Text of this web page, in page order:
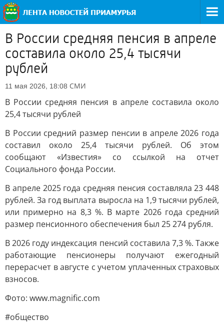
В России средняя пенсия в апреле
составила около 25,4 тысячи
рублей
11 мая 2026, 18:08 СМИ
В России средняя пенсия в апреле составила около
25,4 тысячи рублей
В России средний размер пенсии в апреле 2026 года
составил около 25,4 тысячи рублей. Об этом
сообщают «Известия» со ссылкой на отчет
Социального фонда России.
В апреле 2025 года средняя пенсия составляла 23 448
рублей. За год выплата выросла на 1,9 тысячи рублей,
или примерно на 8,3 %. В марте 2026 года средний
размер пенсионного обеспечения был 25 274 рубля.
В 2026 году индексация пенсий составила 7,3 %. Также
работающие пенсионеры получают ежегодный
перерасчет в августе с учетом уплаченных страховых
взносов.
Фото: www.magnific.com
#общество